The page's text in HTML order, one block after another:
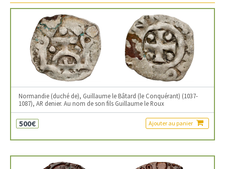
Normandie (duché de), Guillaume le Bâtard (le Conquérant) (1037-
1087), AR denier. Au nom de son fils Guillaume le Roux
500€ Ajouter au panier